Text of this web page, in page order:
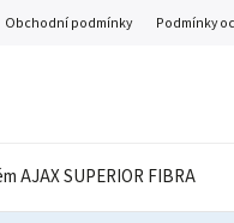
Obchodní podmínky Podmínky
AJAX SUPERIOR FIBRA